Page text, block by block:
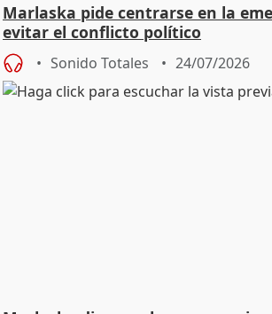
Marlaska pide centrarse en la
evitar el conflicto político
Sonido Totales 24/07/2026